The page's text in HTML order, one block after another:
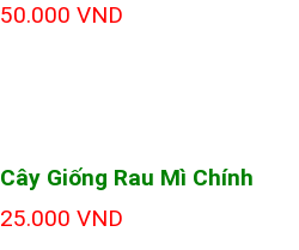
50.000 VND
Cây Giống Rau Mì Chính
25.000 VND